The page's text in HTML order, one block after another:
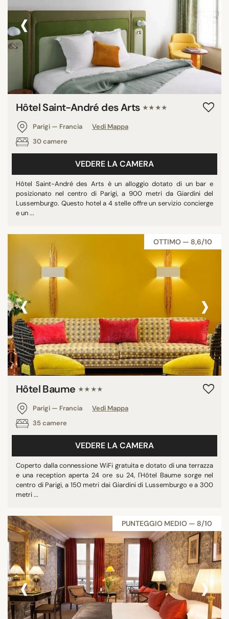
‹
Hôtel Saint-André des Arts ★★★★
Parigi — Francia
Vedi Mappa
30 camere
VEDERE LA CAMERA
Hôtel Saint-André des Arts è un alloggio dotato di un bar e
posizionato nel centro di Parigi, a 900 metri da Giardini del
Lussemburgo. Questo hotel a 4 stelle offre un servizio concierge
e un ...
OTTIMO — 8,6/10
‹ ›
Hôtel Baume ★★★★
Parigi — Francia
Vedi Mappa
35 camere
VEDERE LA CAMERA
Coperto dalla connessione WiFi gratuita e dotato di una terrazza
e una reception aperta 24 ore su 24, l'Hôtel Baume sorge nel
centro di Parigi, a 150 metri dai Giardini di Lussemburgo e a 300
metri ...
PUNTEGGIO MEDIO — 8/10
‹ ›